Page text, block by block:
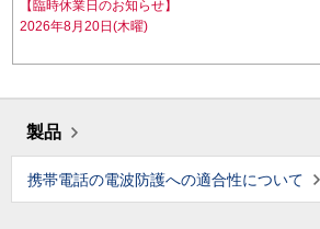
【臨時休業日のお知らせ】
2026年8月20日(木曜)
製品
携帯電話の電波防護への適合性について